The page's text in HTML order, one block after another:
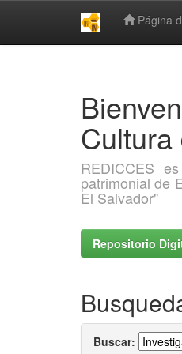
Página
REDICCES
patrimonial de
El Salvador"
Repositorio
Buscar: